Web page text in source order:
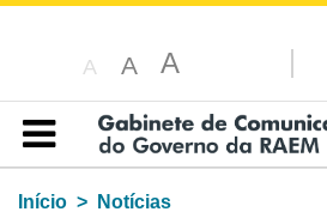
A A A
Índice
Início
Notícias